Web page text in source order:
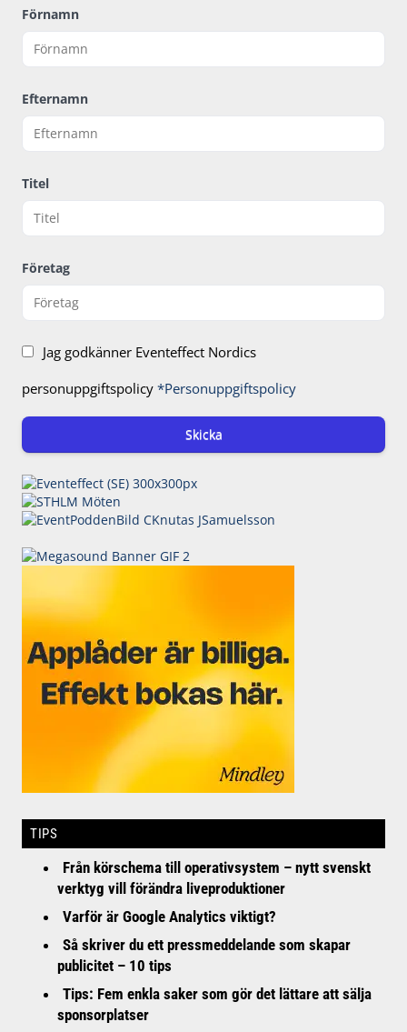
Förnamn
Efternamn
Titel
Företag
Jag godkänner Eventeffect Nordics
personuppgiftspolicy *Personuppgiftspolicy
Skicka
TIPS
Från körschema till operativsystem – nytt svenskt
verktyg vill förändra liveproduktioner
Varför är Google Analytics viktigt?
Så skriver du ett pressmeddelande som skapar
publicitet – 10 tips
Tips: Fem enkla saker som gör det lättare att sälja
sponsorplatser